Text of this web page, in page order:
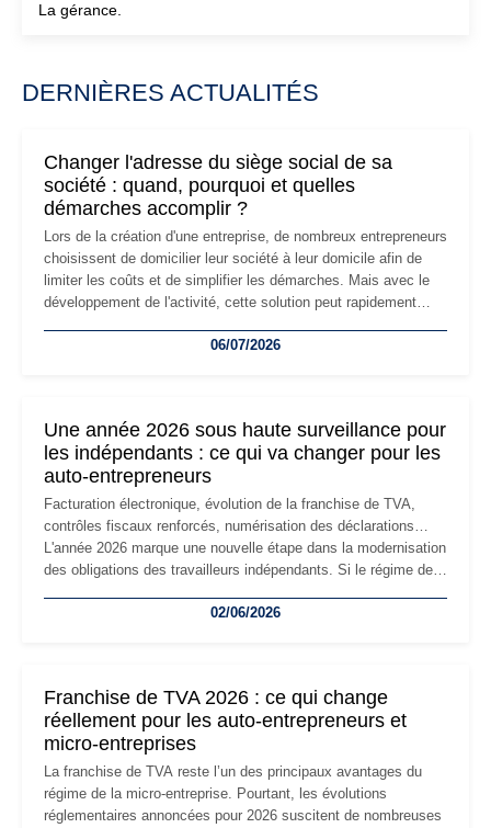
La gérance.
DERNIÈRES ACTUALITÉS
Changer l'adresse du siège social de sa
société : quand, pourquoi et quelles
démarches accomplir ?
Lors de la création d'une entreprise, de nombreux entrepreneurs
choisissent de domicilier leur société à leur domicile afin de
limiter les coûts et de simplifier les démarches. Mais avec le
développement de l'activité, cette solution peut rapidement
professionnels, recrutement, image de marque… Le
06/07/2026
Une année 2026 sous haute surveillance pour
les indépendants : ce qui va changer pour les
auto-entrepreneurs
Facturation électronique, évolution de la franchise de TVA,
contrôles fiscaux renforcés, numérisation des déclarations…
L'année 2026 marque une nouvelle étape dans la modernisation
des obligations des travailleurs indépendants. Si le régime de
les auto-entrepreneurs devront s'adapter à un environnement
02/06/2026
Franchise de TVA 2026 : ce qui change
réellement pour les auto-entrepreneurs et
micro-entreprises
La franchise de TVA reste l’un des principaux avantages du
régime de la micro-entreprise. Pourtant, les évolutions
réglementaires annoncées pour 2026 suscitent de nombreuses